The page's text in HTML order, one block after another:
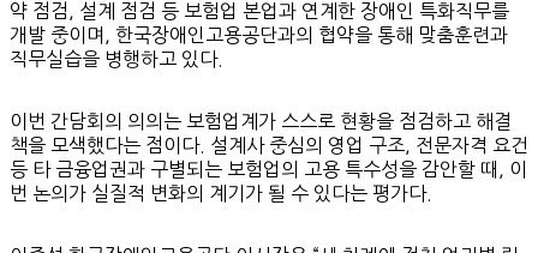
약 점검, 설계 점검 등 보험업 본업과 연계한 장애인 특화직무를
개발 중이며, 한국장애인고용공단과의 협약을 통해 맞춤훈련과
직무실습을 병행하고 있다.
이번 간담회의 의의는 보험업계가 스스로 현황을 점검하고 해결
책을 모색했다는 점이다. 설계사 중심의 영업 구조, 전문자격 요건
등 타 금융업권과 구별되는 보험업의 고용 특수성을 감안할 때, 이
번 논의가 실질적 변화의 계기가 될 수 있다는 평가다.